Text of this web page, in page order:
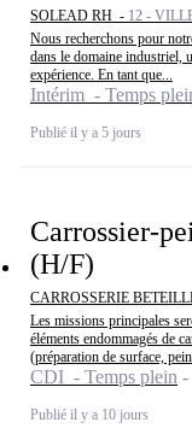
SOLEAD RH - 12 -
Nous recherchons pour
dans le domaine industriel,
expérience. En tant que...
Intérim - Temps
Publié il y a 5 jours
Carrossier-
(H/F)
CARROSSERIE
Les missions principales
éléments endommagés de
(préparation de surface,
CDI - Temps plein
Publié il y a 10 jours